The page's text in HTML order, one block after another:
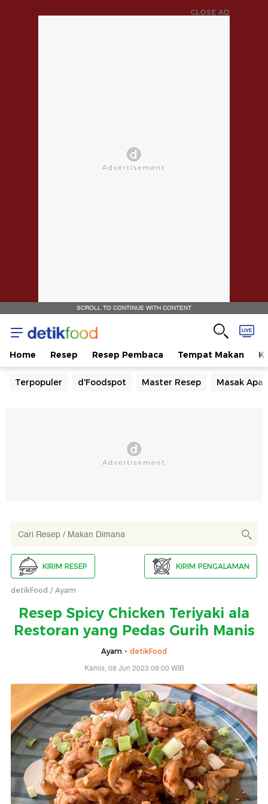
CLOSE AD
SCROLL TO CONTINUE WITH CONTENT
Home Resep Resep Pembaca Tempat Makan
Terpopuler d'Foodspot Master Resep Masak Apa
KIRIM RESEP KIRIM PENGALAMAN
detikFood Ayam
Resep Spicy Chicken Teriyaki ala
Restoran yang Pedas Gurih Manis
Ayam - detikFood
Kamis, 08 Jun 2023 09:00 WIB